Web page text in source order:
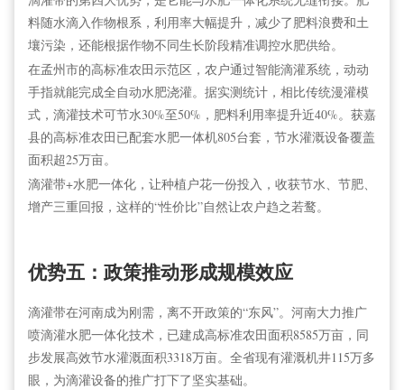
料随水滴入作物根系，利用率大幅提升，减少了肥料浪费和土
壤污染，还能根据作物不同生长阶段精准调控水肥供给。
在孟州市的高标准农田示范区，农户通过智能滴灌系统，动动
手指就能完成全自动水肥浇灌。据实测统计，相比传统漫灌模
式，滴灌技术可节水30%至50%，肥料利用率提升近40%。获嘉
县的高标准农田已配套水肥一体机805台套，节水灌溉设备覆盖
面积超25万亩。
滴灌带+水肥一体化，让种植户花一份投入，收获节水、节肥、
增产三重回报，这样的“性价比”自然让农户趋之若鹜。
优势五：政策推动形成规模效应
滴灌带在河南成为刚需，离不开政策的“东风”。河南大力推广
喷滴灌水肥一体化技术，已建成高标准农田面积8585万亩，同
步发展高效节水灌溉面积3318万亩。全省现有灌溉机井115万多
眼，为滴灌设备的推广打下了坚实基础。